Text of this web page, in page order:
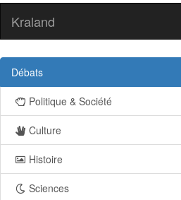
Kraland
Débats
Politique & Société
Culture
Histoire
Sciences